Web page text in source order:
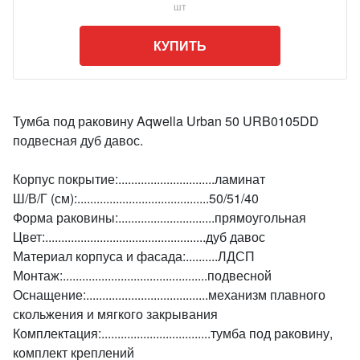
шт
КУПИТЬ
Тумба под раковину Aqwella Urban 50 URB0105DD
подвесная дуб давос.
Корпус покрытие:..............................ламинат
Ш/В/Г (см):.........................................50/51/40
Форма раковины:..............................прямоугольная
Цвет:..................................................дуб давос
Материал корпуса и фасада:..........ЛДСП
Монтаж:.............................................подвесной
Оснащение:......................................механизм плавного
скольжения и мягкого закрывания
Комплектация:..................................тумба под раковину,
комплект креплений